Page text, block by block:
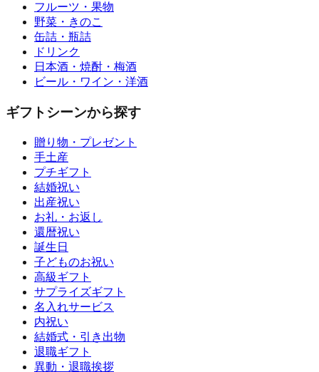
フルーツ・果物
野菜・きのこ
缶詰・瓶詰
ドリンク
日本酒・焼酎・梅酒
ビール・ワイン・洋酒
ギフトシーンから探す
贈り物・プレゼント
手土産
プチギフト
結婚祝い
出産祝い
お礼・お返し
還暦祝い
誕生日
子どものお祝い
高級ギフト
サプライズギフト
名入れサービス
内祝い
結婚式・引き出物
退職ギフト
異動・退職挨拶